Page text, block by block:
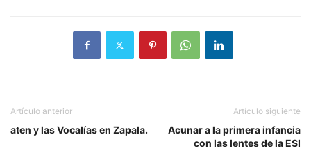
Artículo anterior
aten y las Vocalías en Zapala.
Artículo siguiente
Acunar a la primera infancia
con las lentes de la ESI